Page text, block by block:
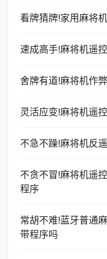
看牌猜牌!家用麻将
速成高手!麻将机遥
舍牌有道!麻将机作
灵活应变!麻将机遥
不急不躁!麻将机反
不贪不冒!麻将机遥
程序
常胡不难!蓝牙普通
带程序吗